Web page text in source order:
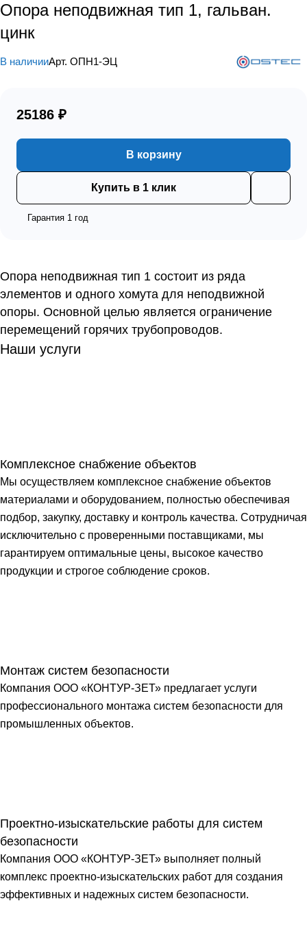
Опора неподвижная тип 1, гальван.
цинк
В наличииАрт. ОПН1-ЭЦ
25186 ₽
В корзину
Купить в 1 клик
Гарантия 1 год
Опора неподвижная тип 1 состоит из ряда
элементов и одного хомута для неподвижной
опоры. Основной целью является ограничение
перемещений горячих трубопроводов.
Наши услуги
Комплексное снабжение объектов
Мы осуществляем комплексное снабжение объектов
материалами и оборудованием, полностью обеспечивая
подбор, закупку, доставку и контроль качества. Сотрудничая
исключительно с проверенными поставщиками, мы
гарантируем оптимальные цены, высокое качество
продукции и строгое соблюдение сроков.
Монтаж систем безопасности
Компания ООО «КОНТУР-ЗЕТ» предлагает услуги
профессионального монтажа систем безопасности для
промышленных объектов.
Проектно-изыскательские работы для систем
безопасности
Компания ООО «КОНТУР-ЗЕТ» выполняет полный
комплекс проектно-изыскательских работ для создания
эффективных и надежных систем безопасности.